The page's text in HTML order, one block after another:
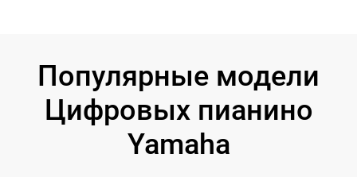
Популярные модели
Цифровых пианино
Yamaha